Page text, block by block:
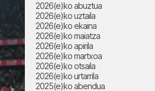
2026(e)ko abuztua
2026(e)ko uztaila
2026(e)ko ekaina
2026(e)ko maiatza
2026(e)ko apirila
2026(e)ko martxoa
2026(e)ko otsaila
2026(e)ko urtarrila
2025(e)ko abendua